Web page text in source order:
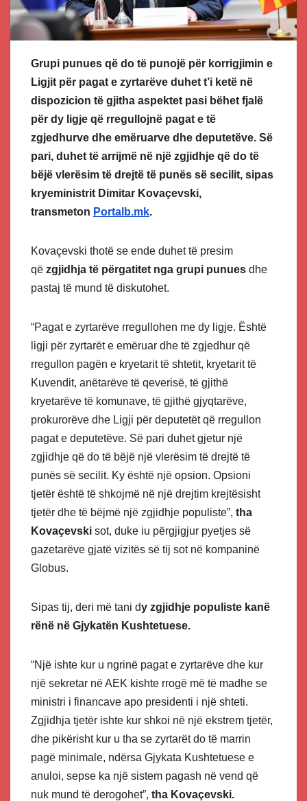
Grupi punues që do të punojë për korrigjimin e
Ligjit për pagat e zyrtarëve duhet t’i ketë në
dispozicion të gjitha aspektet pasi bëhet fjalë
për dy ligje që rregullojnë pagat e të
zgjedhurve dhe emëruarve dhe deputetëve. Së
pari, duhet të arrijmë në një zgjidhje që do të
bëjë vlerësim të drejtë të punës së secilit, sipas
kryeministrit Dimitar Kovaçevski,
transmeton Portalb.mk.
Kovaçevski thotë se ende duhet të presim
që zgjidhja të përgatitet nga grupi punues dhe
pastaj të mund të diskutohet.
“Pagat e zyrtarëve rregullohen me dy ligje. Është
ligji për zyrtarët e emëruar dhe të zgjedhur që
rregullon pagën e kryetarit të shtetit, kryetarit të
Kuvendit, anëtarëve të qeverisë, të gjithë
kryetarëve të komunave, të gjithë gjyqtarëve,
prokurorëve dhe Ligji për deputetët që rregullon
pagat e deputetëve. Së pari duhet gjetur një
zgjidhje që do të bëjë një vlerësim të drejtë të
punës së secilit. Ky është një opsion. Opsioni
tjetër është të shkojmë në një drejtim krejtësisht
tjetër dhe të bëjmë një zgjidhje populiste”, tha
Kovaçevski sot, duke iu përgjigjur pyetjes së
gazetarëve gjatë vizitës së tij sot në kompaninë
Globus.
Sipas tij, deri më tani dy zgjidhje populiste kanë
rënë në Gjykatën Kushtetuese.
“Një ishte kur u ngrinë pagat e zyrtarëve dhe kur
një sekretar në AEK kishte rrogë më të madhe se
ministri i financave apo presidenti i një shteti.
Zgjidhja tjetër ishte kur shkoi në një ekstrem tjetër,
dhe pikërisht kur u tha se zyrtarët do të marrin
pagë minimale, ndërsa Gjykata Kushtetuese e
anuloi, sepse ka një sistem pagash në vend që
nuk mund të derogohet”, tha Kovaçevski.